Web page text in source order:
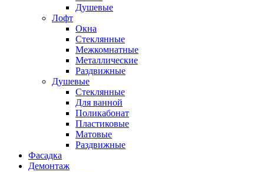
Душевые
Лофт
Окна
Стеклянные
Межкомнатные
Металлические
Раздвижные
Душевые
Стеклянные
Для ванной
Поликабонат
Пластиковые
Матовые
Раздвижные
Фасадка
Демонтаж